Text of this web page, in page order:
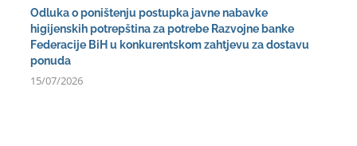
Odluka o poništenju postupka javne nabavke
higijenskih potrepština za potrebe Razvojne banke
Federacije BiH u konkurentskom zahtjevu za dostavu
ponuda
15/07/2026